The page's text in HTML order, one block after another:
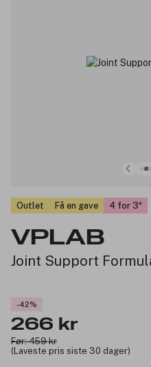
Outlet Få en gave 4 for 3
VPLAB
Joint Support
-42%
266 kr
Før: 459 kr
(Laveste pris siste 30 dager)